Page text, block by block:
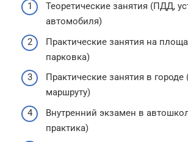
Теоретические занятия (ПДД,
автомобиля)
Практические занятия на
парковка)
Практические занятия в
маршруту)
Внутренний экзамен в
практика)